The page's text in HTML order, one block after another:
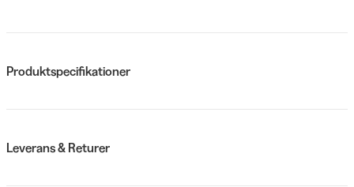
Produktspecifikationer
Leverans & Returer